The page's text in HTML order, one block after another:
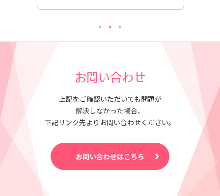
お問い合わせ
上記をご確認いただいても問題が
解決しなかった場合、
下記リンク先よりお問い合わせください。
お問い合わせはこちら